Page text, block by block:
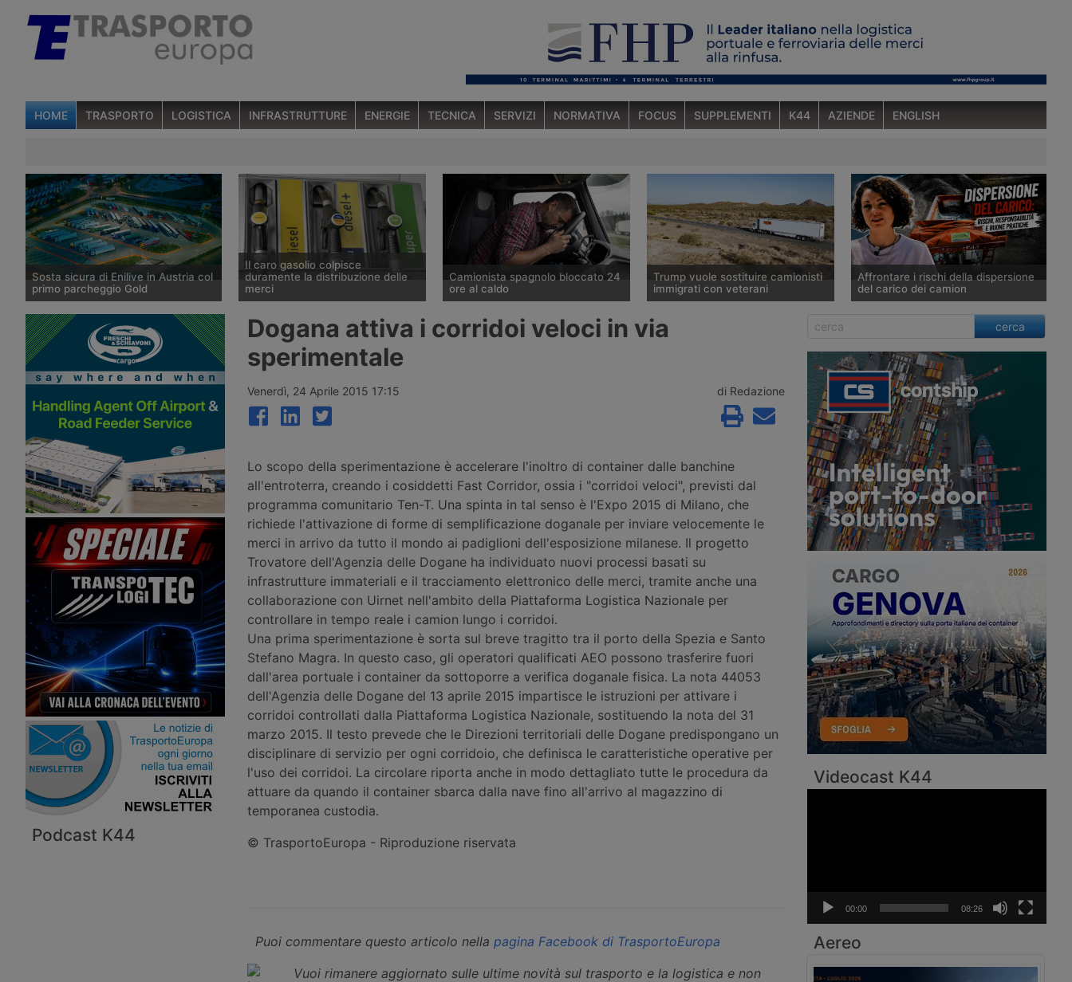
HOME TRASPORTO LOGISTICA INFRASTRUTTURE ENERGIE TECNICA SERVIZI NORMATIVA FOCUS SUPPLEMENTI K44 AZIENDE ENGLISH
Sosta sicura di Enilive in Austria col
primo parcheggio Gold
Enilive Austria ha aperto a St.
Marienkirchen bei Schärding, lungo
l’autostrada A8 Innkreis, il primo
parcheggio per veicoli industriali del
Paese certificato Gold secondo lo
standard Sstpa. La struttura da 74
posti rientra in un progetto
dell’Unione Europea per
l’ammodernamento di cinque aree di
sosta tra Austria, Italia e Germania.
Il caro gasolio colpisce
duramente la distribuzione delle
merci
prezzo del gasolio è salito del
20,9% tra fine febbraio e fine luglio
2026, portando il pieno di un
autocarro con massa complessiva
fino a 7,5 tonnellate a 1.040 euro,
senza possibilità di recupero delle
accise. Il credito d’imposta
introdotto dal Governo copre solo il
Camionista spagnolo bloccato 24
ore al caldo
affiliato al sindacato spagnolo
Trump vuole sostituire camionisti
immigrati con veterani
statunitense per sostituire gli autisti
soffre di una carenza strutturale di
conducenti. Il provvedimento giunge
dopo la revoca delle patenti a circa
200mila immigrati con status
Affrontare i rischi della dispersione
del carico dei camion
In questo video di K44, Laura Broglio
industriali, un problema che colpisce
soprattutto il trasporto di materiali
sfusi su cassone. Rischi per la
sicurezza stradale, ma anche di
pesanti sanzioni.
Podcast K44
Dogana attiva i corridoi veloci in via
sperimentale
Venerdì, 24 Aprile 2015 17:15 di Redazione
Lo scopo della sperimentazione è accelerare l'inoltro di container dalle banchine
all'entroterra, creando i cosiddetti Fast Corridor, ossia i "corridoi veloci", previsti dal
programma comunitario Ten-T. Una spinta in tal senso è l'Expo 2015 di Milano, che
richiede l'attivazione di forme di semplificazione doganale per inviare velocemente le
merci in arrivo da tutto il mondo ai padiglioni dell'esposizione milanese. Il progetto
Trovatore dell'Agenzia delle Dogane ha individuato nuovi processi basati su
infrastrutture immateriali e il tracciamento elettronico delle merci, tramite anche una
collaborazione con Uirnet nell'ambito della Piattaforma Logistica Nazionale per
controllare in tempo reale i camion lungo i corridoi.
Una prima sperimentazione è sorta sul breve tragitto tra il porto della Spezia e Santo
Stefano Magra. In questo caso, gli operatori qualificati AEO possono trasferire fuori
dall'area portuale i container da sottoporre a verifica doganale fisica. La nota 44053
dell'Agenzia delle Dogane del 13 aprile 2015 impartisce le istruzioni per attivare i
corridoi controllati dalla Piattaforma Logistica Nazionale, sostituendo la nota del 31
marzo 2015. Il testo prevede che le Direzioni territoriali delle Dogane predispongano un
disciplinare di servizio per ogni corridoio, che definisca le caratteristiche operative per
l'uso dei corridoi. La circolare riporta anche in modo dettagliato tutte le procedura da
attuare da quando il container sbarca dalla nave fino all'arrivo al magazzino di
temporanea custodia.
© TrasportoEuropa - Riproduzione riservata
Puoi commentare questo articolo nella pagina Facebook di TrasportoEuropa
Vuoi rimanere aggiornato sulle ultime novità sul trasporto e la logistica e non
cerca
Videocast K44
00:00 08:26
Aereo